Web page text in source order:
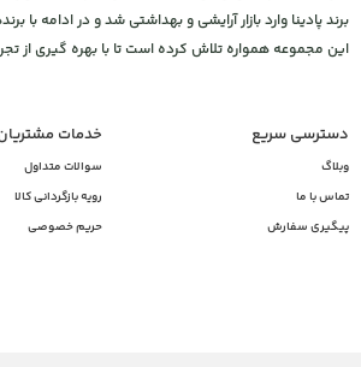
برند پادینا وارد بازار آرایشی و بهداشتی شد و در ادامه با
این مجموعه همواره تلاش کرده است تا با بهره گیری از
دسترسی سریع
وبلاگ
تماس با ما
پیگیری سفارش
خدمات
سوالات متداول
رویه بازگردانی کالا
حریم خصوصی